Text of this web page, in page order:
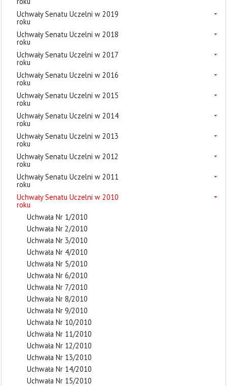
Uchwały Senatu Uczelni w 2019
roku
Uchwały Senatu Uczelni w 2018
roku
Uchwały Senatu Uczelni w 2017
roku
Uchwały Senatu Uczelni w 2016
roku
Uchwały Senatu Uczelni w 2015
roku
Uchwały Senatu Uczelni w 2014
roku
Uchwały Senatu Uczelni w 2013
roku
Uchwały Senatu Uczelni w 2012
roku
Uchwały Senatu Uczelni w 2011
roku
Uchwały Senatu Uczelni w 2010
roku
Uchwała Nr 1/2010
Uchwała Nr 2/2010
Uchwała Nr 3/2010
Uchwała Nr 4/2010
Uchwała Nr 5/2010
Uchwała Nr 6/2010
Uchwała Nr 7/2010
Uchwała Nr 8/2010
Uchwała Nr 9/2010
Uchwała Nr 10/2010
Uchwała Nr 11/2010
Uchwała Nr 12/2010
Uchwała Nr 13/2010
Uchwała Nr 14/2010
Uchwała Nr 15/2010